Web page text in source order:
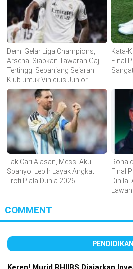
Demi Gelar Liga Champions,
Arsenal Siapkan Tawaran Gaji
Tertinggi Sepanjang Sejarah
Klub untuk Vinicius Junior
Kata-
Final
Tak Cari Alasan, Messi Akui
Spanyol Lebih Layak Angkat
Trofi Piala Dunia 2026
Final
Dinilai
COMMENT
PENDIDIKAN
Keren! Murid RHIIBS Diajarkan